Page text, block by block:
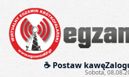
☕ Postaw kawę
Sobota,